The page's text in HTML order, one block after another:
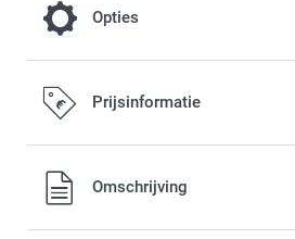
Opties
Tover je mok om in een
kerstmok
3,00 / stuk
Prijsinformatie
Alle prijzen zijn in EURO (€) inclusief
verzendkosten.Omschrijving